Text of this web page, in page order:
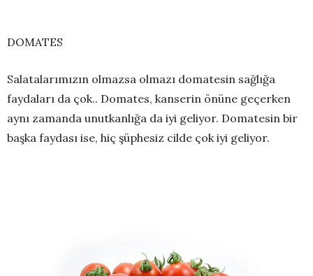
DOMATES
Salatalarımızın olmazsa olmazı domatesin sağlığa
faydaları da çok.. Domates, kanserin önüne geçerken
aynı zamanda unutkanlığa da iyi geliyor. Domatesin bir
başka faydası ise, hiç şüphesiz cilde çok iyi geliyor.